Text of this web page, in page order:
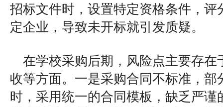
招标文件时，设置特定资格条件，评
定企业，导致未开标就引发质疑。
在学校采购后期，风险点主要存在
收等方面。一是采购合同不标准，部
时，采用统一的合同模板，缺乏严谨